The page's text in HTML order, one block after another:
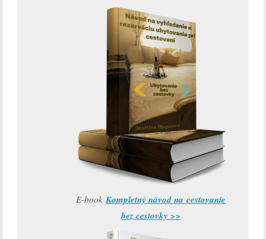
E-book Kompletný návod na cestovanie
bez cestovky >>